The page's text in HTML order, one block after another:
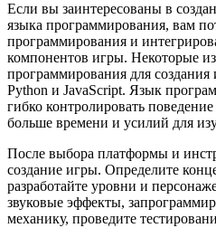
Если вы заинтересованы в
языка программирования, вам
программирования и
компонентов игры. Некоторые
программирования для
Python и JavaScript. Язык
гибко контролировать
больше времени и усилий для
После выбора платформы и
создание игры. Определите
разработайте уровни и
звуковые эффекты,
механику, проведите